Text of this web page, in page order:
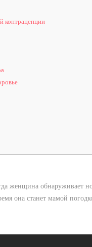
контрацепции
женщина обнаруживает
она станет мамой